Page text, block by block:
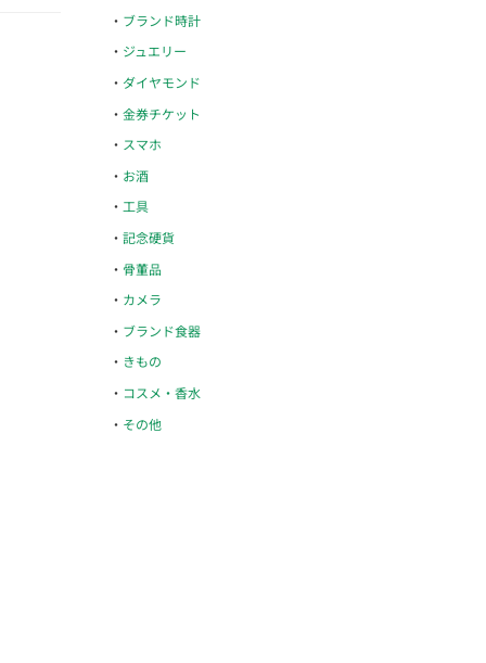
ブランド時計
ジュエリー
ダイヤモンド
金券チケット
スマホ
お酒
工具
記念硬貨
骨董品
カメラ
ブランド食器
きもの
コスメ・香水
その他